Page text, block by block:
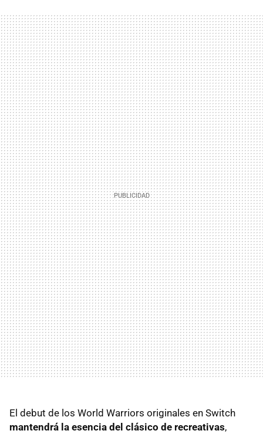
El debut de los World Warriors originales en Switch
mantendrá la esencia del clásico de recreativas,